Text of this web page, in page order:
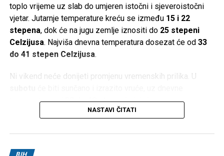
toplo vrijeme uz slab do umjeren istočni i sjeveroistočni
vjetar. Jutarnje temperature kreću se između 15 i 22
stepena, dok će na jugu zemlje iznositi do 25 stepeni
Celzijusa. Najviša dnevna temperatura dosezat će od 33
do 41 stepen Celzijusa.
Ni vikend neće donijeti promjenu vremenskih prilika. U
temperature od33 do 40 stepeni, dok će se u
Hercegovini živa u termometru penjati i do
NASTAVI ČITATI
BIH